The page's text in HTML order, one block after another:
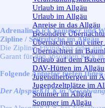
Urlaub im Allgäu
Urlaub im Allgäu
Anreise in das Allgäu
Besondere
Übernachten auf einer
Übernachten im
Urlaub auf dem
DAV-Hütten im Allgäu
Jugendherbergen im
Jugendzeltplätze im
Sommer im Allgäu▼
Sommer im Allgäu
Adrenalin-Kick Sommer und
Zipline / Seilrutsche im Allgäu
Die Zipline, Flying Fox oder auf
Garant für den absoluten Kick in
Folgende Anbieter bieten
Der AlpspitzKICK in